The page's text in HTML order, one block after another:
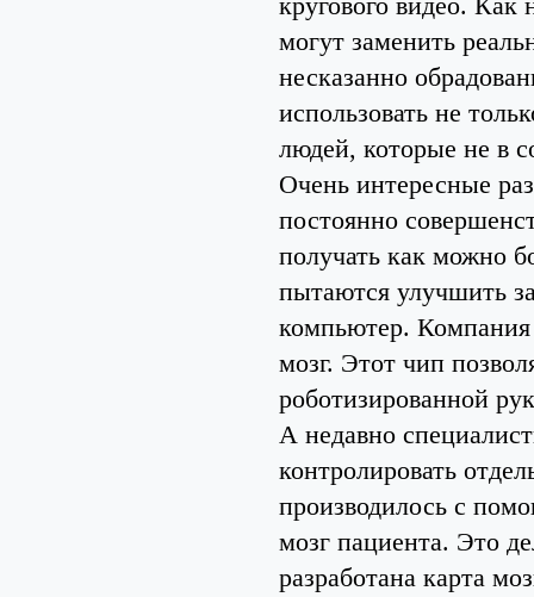
могут заменить
несказанно
использовать не
людей, которые не в
Очень интересные
постоянно
получать как можно
пытаются улучшить
компьютер.
мозг. Этот чип
роботизированной
А недавно
контролировать
производилось с
мозг пациента. Это
разработана карта